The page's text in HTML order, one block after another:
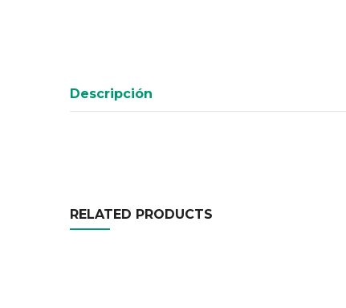
Descripción
RELATED PRODUCTS